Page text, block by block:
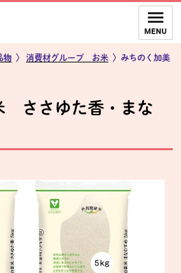
物 〉 消費材グループ お米 〉みちのく加美
ささゆた香・まな